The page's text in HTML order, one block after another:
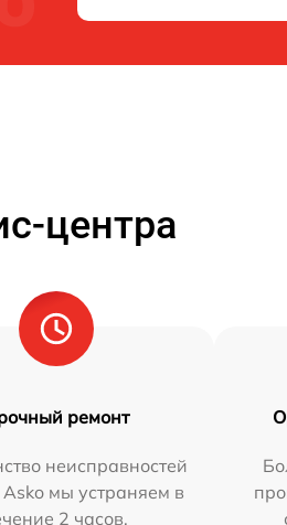
центра
ремонт
неисправностей
мы устраняем в
2 часов.